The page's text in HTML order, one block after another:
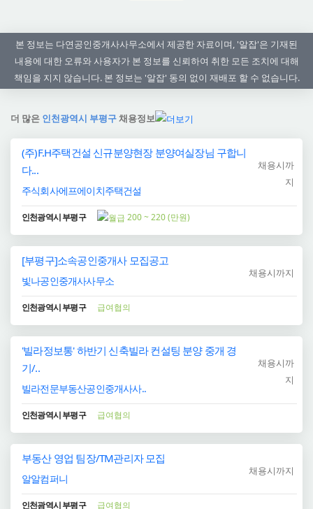
본 정보는 다연공인중개사사무소에서 제공한 자료이며, '알잡'은 기재된
내용에 대한 오류와 사용자가 본 정보를 신뢰하여 취한 모든 조치에 대해
책임을 지지 않습니다. 본 정보는 '알잡' 동의 없이 재배포 할 수 없습니다.
더 많은 인천광역시 부평구채용정보
(주)F.H주택건설 신규분양현장 분양여실장님 구합니
다...
주식회사에프에이치주택건설
채용시까
지
인천광역시 부평구 200 ~ 220 (만원)
[부평구]소속공인중개사 모집공고
빛나공인중개사사무소
채용시까지
인천광역시 부평구 급여협의
'빌라정보통' 하반기 신축빌라 컨설팅 분양 중개 경
기/..
빌라전문부동산공인중개사사..
채용시까
지
인천광역시 부평구 급여협의
부동산 영업 팀장/TM관리자 모집
알알컴퍼니
채용시까지
인천광역시 부평구 급여협의